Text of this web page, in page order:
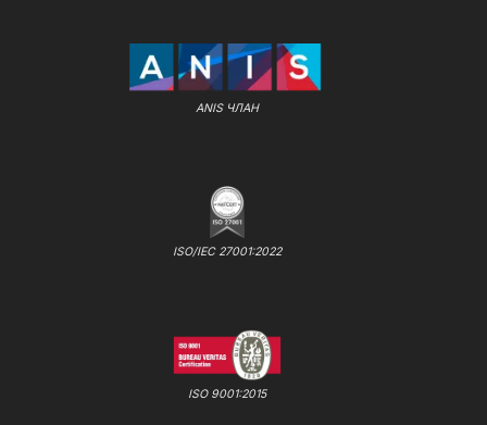
ANIS ЧЛАН
ISO/IEC 27001:2022
ISO 9001:2015